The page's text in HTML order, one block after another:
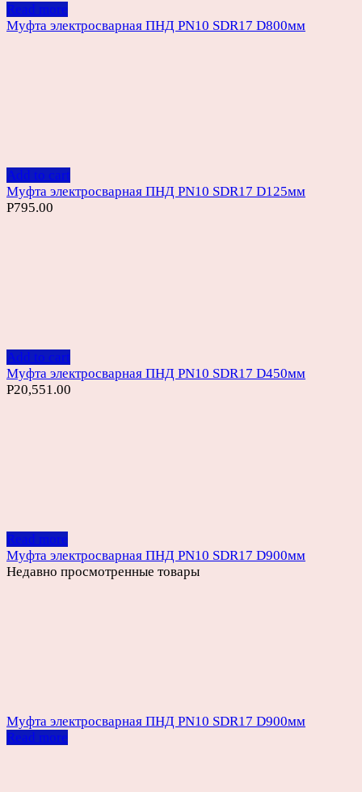
Read more
Муфта электросварная ПНД PN10 SDR17 D800мм
Add to cart
Муфта электросварная ПНД PN10 SDR17 D125мм
Р795.00
Add to cart
Муфта электросварная ПНД PN10 SDR17 D450мм
Р20,551.00
Read more
Муфта электросварная ПНД PN10 SDR17 D900мм
Недавно просмотренные товары
Муфта электросварная ПНД PN10 SDR17 D900мм
Read more